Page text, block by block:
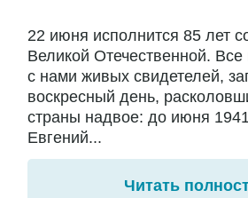
22 июня исполнится 85 лет
Великой Отечественной. Все
с нами живых свидетелей,
воскресный день,
страны надвое: до июня
Евгений...
Читать